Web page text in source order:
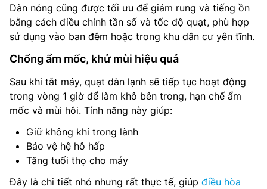
Dàn nóng cũng được tối ưu để giảm rung và tiếng ồn
bằng cách điều chỉnh tần số và tốc độ quạt, phù hợp
sử dụng vào ban đêm hoặc trong khu dân cư yên tĩnh.
Chống ẩm mốc, khử mùi hiệu quả
Sau khi tắt máy, quạt dàn lạnh sẽ tiếp tục hoạt động
trong vòng 1 giờ để làm khô bên trong, hạn chế ẩm
mốc và mùi hôi. Tính năng này giúp:
Giữ không khí trong lành
Bảo vệ hệ hô hấp
Tăng tuổi thọ cho máy
Đây là chi tiết nhỏ nhưng rất thực tế, giúp điều hòa